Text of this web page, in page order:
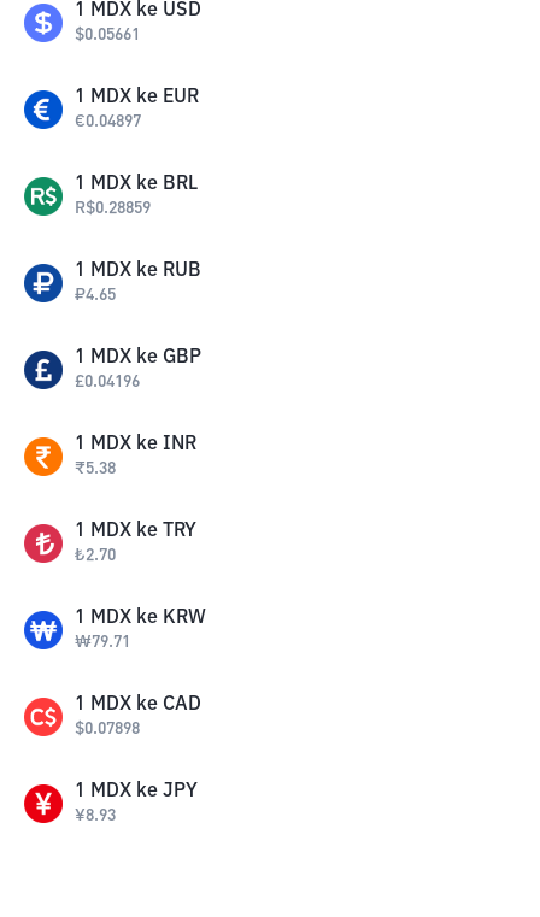
1 MDX ke USD
$0.05661
1 MDX ke EUR
€0.04897
1 MDX ke BRL
R$0.28859
1 MDX ke RUB
₽4.65
1 MDX ke GBP
£0.04196
1 MDX ke INR
₹5.38
1 MDX ke TRY
₺2.70
1 MDX ke KRW
₩79.71
1 MDX ke CAD
$0.07898
1 MDX ke JPY
¥8.93